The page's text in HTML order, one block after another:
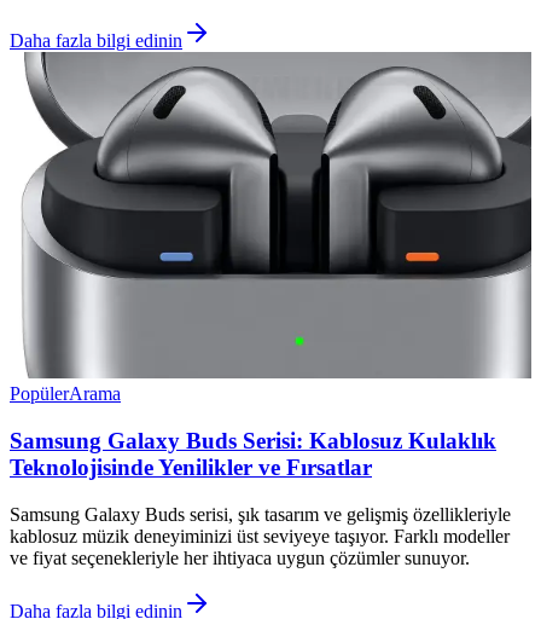
Daha fazla bilgi edinin
PopülerArama
Samsung Galaxy Buds Serisi: Kablosuz Kulaklık
Teknolojisinde Yenilikler ve Fırsatlar
Samsung Galaxy Buds serisi, şık tasarım ve gelişmiş özellikleriyle
kablosuz müzik deneyiminizi üst seviyeye taşıyor. Farklı modeller
ve fiyat seçenekleriyle her ihtiyaca uygun çözümler sunuyor.
Daha fazla bilgi edinin